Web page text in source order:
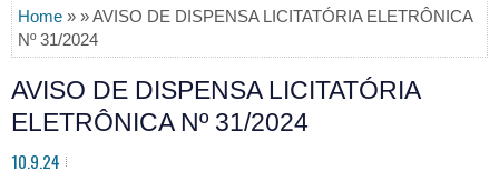
Home » » AVISO DE DISPENSA LICITATÓRIA ELETRÔNICA
Nº 31/2024
AVISO DE DISPENSA LICITATÓRIA
ELETRÔNICA Nº 31/2024
10.9.24